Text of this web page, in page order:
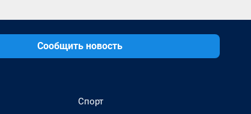
Сообщить новость
Спорт